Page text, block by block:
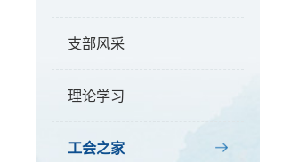
支部风采
理论学习
工会之家